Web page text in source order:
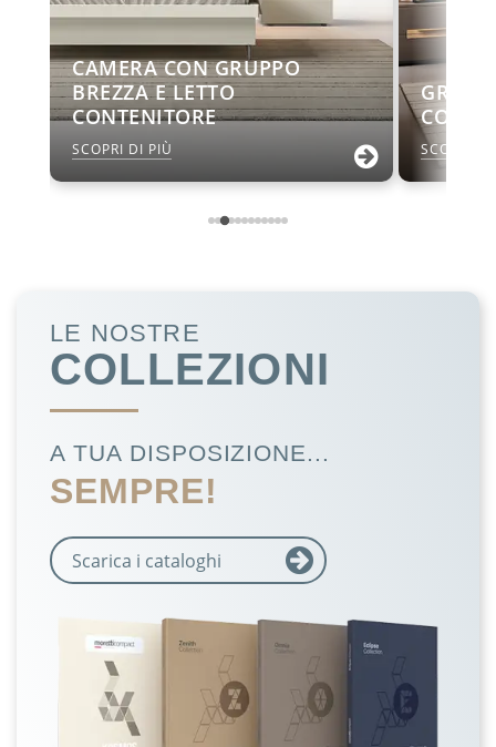
CAMERA CON GRUPPO
BREZZA E LETTO
CONTENITORE
SCOPRI DI PIÙ
CON
SCOPRI
LE NOSTRE
COLLEZIONI
A TUA DISPOSIZIONE...
SEMPRE!
Scarica i cataloghi